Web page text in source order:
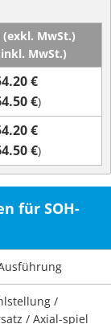
MwSt.)
MwSt.)
€
€)
€
€)
für SOH-
/
/ Axial-spiel